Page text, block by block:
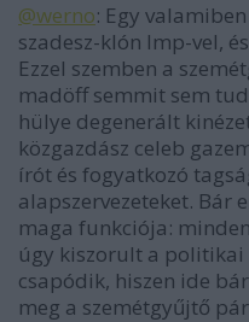
@werno: Egy
szadesz-klón lmp-vel,
Ezzel szemben a
madöff semmit sem
hülye degenerált
közgazdász celeb
írót és fogyatkozó
alapszervezeteket. Bár
maga funkciója:
úgy kiszorult a
csapódik, hiszen ide
meg a szemétgyűjtő